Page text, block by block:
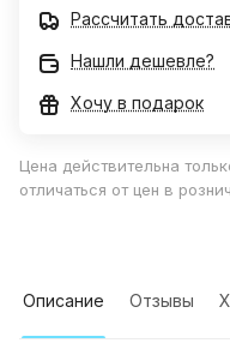
Рассчитать
Нашли дешевле?
Хочу в подарок
Цена действительна
отличаться от цен в
Описание Отзывы